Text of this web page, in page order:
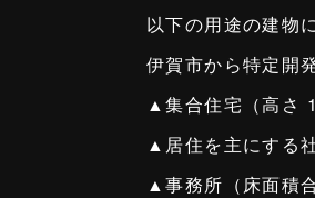
以下の用途の建物
伊賀市から特定開
▲集合住宅（高さ
▲居住を主にする
▲事務所（床面積